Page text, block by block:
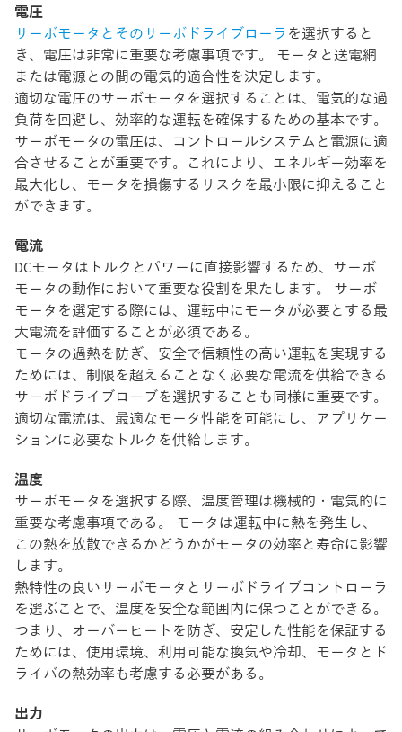
電圧
サーボモータとそのサーボドライブローラ を選択すると
き、電圧は非常に重要な考慮事項です。 モータと送電網
または電源との間の電気的適合性を決定します。
適切な電圧のサーボモータを選択することは、電気的な過
負荷を回避し、効率的な運転を確保するための基本です。
サーボモータの電圧は、コントロールシステムと電源に適
合させることが重要です。これにより、エネルギー効率を
最大化し、モータを損傷するリスクを最小限に抑えること
ができます。
電流
DCモータはトルクとパワーに直接影響するため、サーボ
モータの動作において重要な役割を果たします。 サーボ
モータを選定する際には、運転中にモータが必要とする最
大電流を評価することが必須である。
モータの過熱を防ぎ、安全で信頼性の高い運転を実現する
ためには、制限を超えることなく必要な電流を供給できる
サーボドライブローブを選択することも同様に重要です。
適切な電流は、最適なモータ性能を可能にし、アプリケー
ションに必要なトルクを供給します。
温度
サーボモータを選択する際、温度管理は機械的・電気的に
重要な考慮事項である。 モータは運転中に熱を発生し、
この熱を放散できるかどうかがモータの効率と寿命に影響
します。
熱特性の良いサーボモータとサーボドライブコントローラ
を選ぶことで、温度を安全な範囲内に保つことができる。
つまり、オーバーヒートを防ぎ、安定した性能を保証する
ためには、使用環境、利用可能な換気や冷却、モータとド
ライバの熱効率も考慮する必要がある。
出力